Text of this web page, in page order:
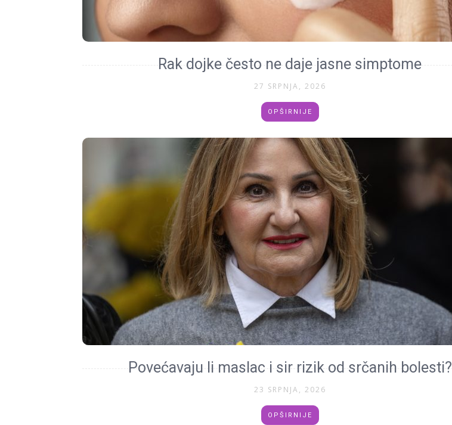
Rak dojke često ne daje jasne simptome
27 SRPNJA, 2026
OPŠIRNIJE
Povećavaju li maslac i sir rizik od srčanih bolesti?
23 SRPNJA, 2026
OPŠIRNIJE